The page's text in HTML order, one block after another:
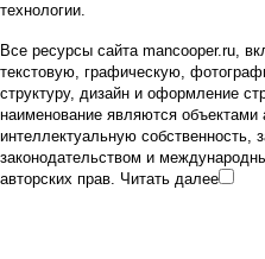
технологии.
Все ресурсы сайта mancooper.ru,
текстовую, графическую,
структуру, дизайн и оформление
наименование являются объектами
интеллектуальную собственность,
законодательством и
авторских прав. Читать далее